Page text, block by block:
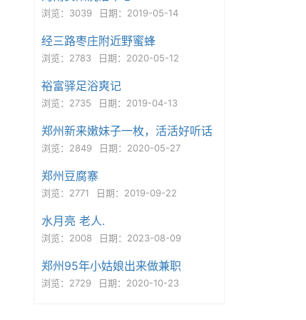
浏览：3039 日期：2019-05-14
经三路枣庄附近野蜜蜂
浏览：2783 日期：2020-05-12
裕富驿足浴爽记
浏览：2735 日期：2019-04-13
郑州新来嫩妹子一枚，活活好听话
浏览：2849 日期：2020-05-27
郑州豆腐寨
浏览：2771 日期：2019-09-22
水月亮 老人.
浏览：2008 日期：2023-08-09
郑州95年小姑娘出来做兼职
浏览：2729 日期：2020-10-23